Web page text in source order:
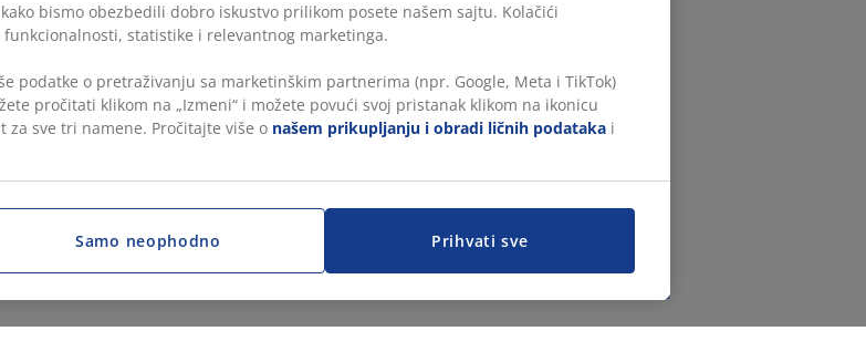
bismo obezbedili dobro iskustvo prilikom posete našem sajtu. Kolačići
statistike i relevantnog marketinga.
podatke o pretraživanju sa marketinškim partnerima (npr. Google, Meta i TikTok)
pročitati klikom na „Izmeni“ i možete povući svoj pristanak klikom na ikonicu
za sve tri namene. Pročitajte više o našem prikupljanju i obradi ličnih podataka i
Prihvati sve
Samo neophodno